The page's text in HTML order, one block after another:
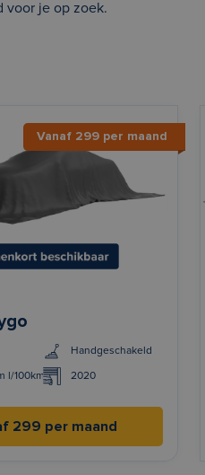
voor je op zoek.
Vanaf 299 per maand
Handgeschakeld
l/100km 2020
299 per maand